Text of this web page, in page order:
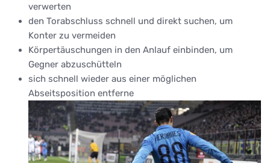
verwerten
den Torabschluss schnell und direkt suchen, um
Konter zu vermeiden
Körpertäuschungen in den Anlauf einbinden, um
Gegner abzuschütteln
sich schnell wieder aus einer möglichen
Abseitsposition entferne